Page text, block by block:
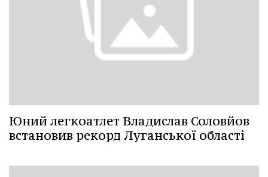
Юний легкоатлет Владислав Соловйов
встановив рекорд Луганської області